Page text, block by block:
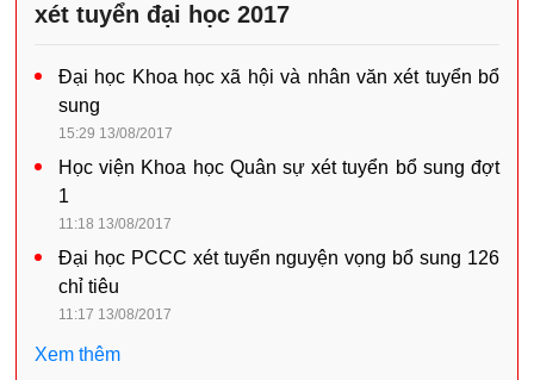
xét tuyển đại học 2017
Đại học Khoa học xã hội và nhân văn xét tuyển bổ
sung
15:29 13/08/2017
Học viện Khoa học Quân sự xét tuyển bổ sung đợt
1
11:18 13/08/2017
Đại học PCCC xét tuyển nguyện vọng bổ sung 126
chỉ tiêu
11:17 13/08/2017
Xem thêm